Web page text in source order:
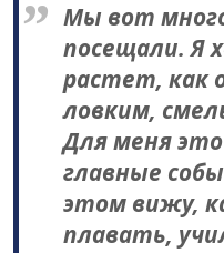
Мы вот
посещали. Я
растет, как
ловким,
Для меня
главные
этом вижу,
плавать,